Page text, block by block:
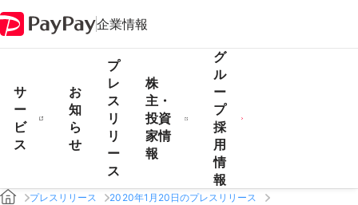
企業情報
サ
ー
ビ
ス
お
知
ら
せ
プ
レ
ス
リ
リ
ー
ス
株
主・
投資
家情
報
グ
ル
ー
プ
採
用
情
報
プレスリリース
2020年1月20日のプレスリリース